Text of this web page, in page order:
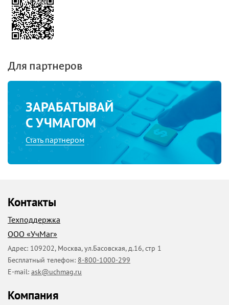
Для партнеров
ЗАРАБАТЫВАЙ
С УЧМАГОМ
Стать партнером
Контакты
Техподдержка
ООО «УчМаг»
Адрес: 109202, Москва,ул.Басовская, д.16, стр 1
Бесплатный телефон: 8-800-1000-299
E-mail: ask@uchmag.ru
Компания